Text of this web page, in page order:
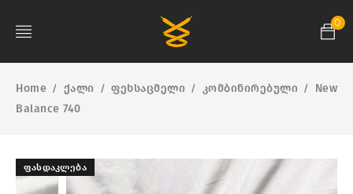
0
Home / ქალი / ფეხსაცმელი / კომბინირებული /
New
Balance 740
ᲤᲐᲡᲓᲐᲙᲚᲔᲑᲐ